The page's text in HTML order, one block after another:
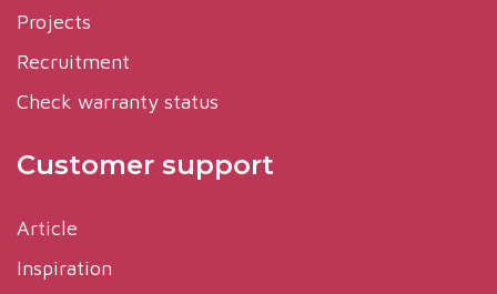
Projects
Recruitment
Check warranty status
Customer support
Article
Inspiration